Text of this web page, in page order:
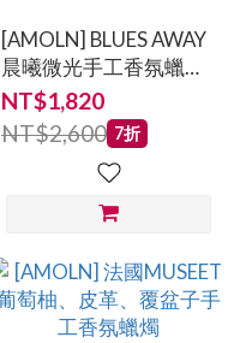
[AMOLN] BLUES AWAY
晨曦微光手工香氛蠟燭
萊姆、番茄葉、白松香
NT$1,820
NT$2,600 7折